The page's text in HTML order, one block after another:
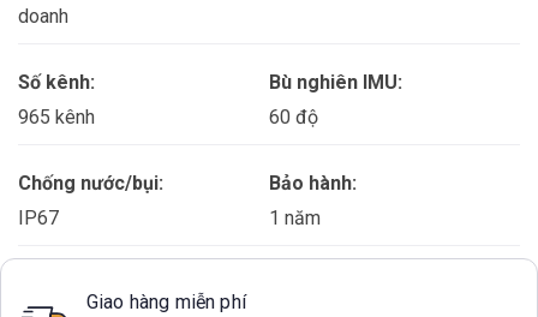
doanh
Số kênh:
965 kênh
Bù nghiên IMU:
60 độ
Chống nước/bụi:
IP67
Bảo hành:
1 năm
Giao hàng miễn phí